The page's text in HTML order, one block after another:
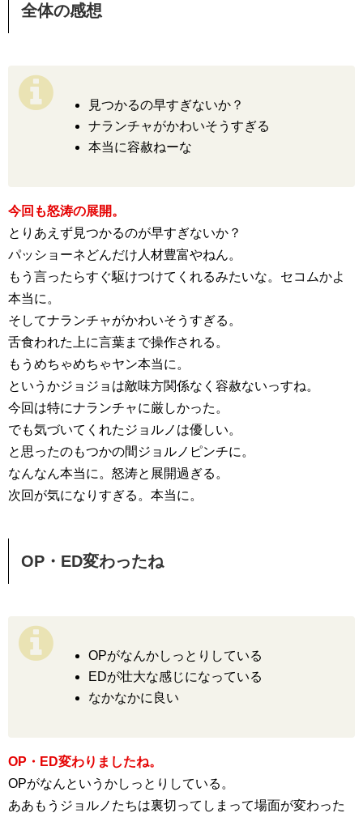
全体の感想
見つかるの早すぎないか？
ナランチャがかわいそうすぎる
本当に容赦ねーな
今回も怒涛の展開。
とりあえず見つかるのが早すぎないか？
パッショーネどんだけ人材豊富やねん。
もう言ったらすぐ駆けつけてくれるみたいな。セコムかよ
本当に。
そしてナランチャがかわいそうすぎる。
舌食われた上に言葉まで操作される。
もうめちゃめちゃヤン本当に。
というかジョジョは敵味方関係なく容赦ないっすね。
今回は特にナランチャに厳しかった。
でも気づいてくれたジョルノは優しい。
と思ったのもつかの間ジョルノピンチに。
なんなん本当に。怒涛と展開過ぎる。
次回が気になりすぎる。本当に。
OP・ED変わったね
OPがなんかしっとりしている
EDが壮大な感じになっている
なかなかに良い
OP・ED変わりましたね。
OPがなんというかしっとりしている。
ああもうジョルノたちは裏切ってしまって場面が変わった